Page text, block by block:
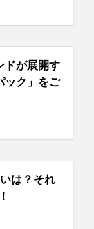
ドが展開す
ック」をご
は？それ